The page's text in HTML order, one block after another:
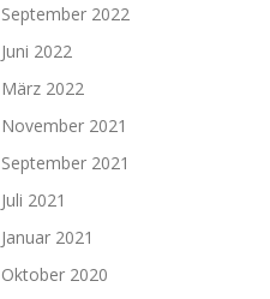
September 2022
Juni 2022
März 2022
November 2021
September 2021
Juli 2021
Januar 2021
Oktober 2020